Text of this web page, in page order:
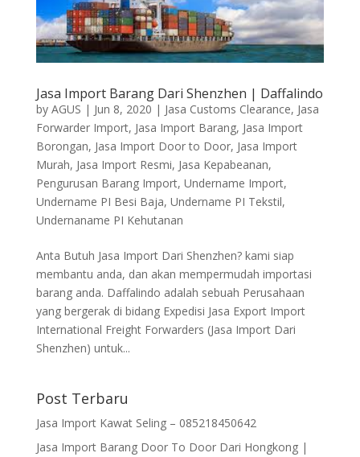
Jasa Import Barang Dari Shenzhen | Daffalindo
by AGUS | Jun 8, 2020 | Jasa Customs Clearance, Jasa
Forwarder Import, Jasa Import Barang, Jasa Import
Borongan, Jasa Import Door to Door, Jasa Import
Murah, Jasa Import Resmi, Jasa Kepabeanan,
Pengurusan Barang Import, Undername Import,
Undername PI Besi Baja, Undername PI Tekstil,
Undernaname PI Kehutanan
Anta Butuh Jasa Import Dari Shenzhen? kami siap
membantu anda, dan akan mempermudah importasi
barang anda. Daffalindo adalah sebuah Perusahaan
yang bergerak di bidang Expedisi Jasa Export Import
International Freight Forwarders (Jasa Import Dari
Shenzhen) untuk...
Post Terbaru
Jasa Import Kawat Seling – 085218450642
Jasa Import Barang Door To Door Dari Hongkong |